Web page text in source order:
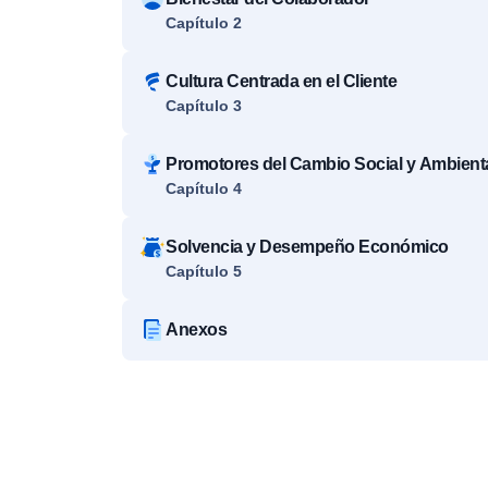
Capítulo 2
Cultura Centrada en el Cliente
Capítulo 3
Promotores del Cambio Social y
Capítulo 4
Solvencia y Desempeño Económico
Capítulo 5
Anexos